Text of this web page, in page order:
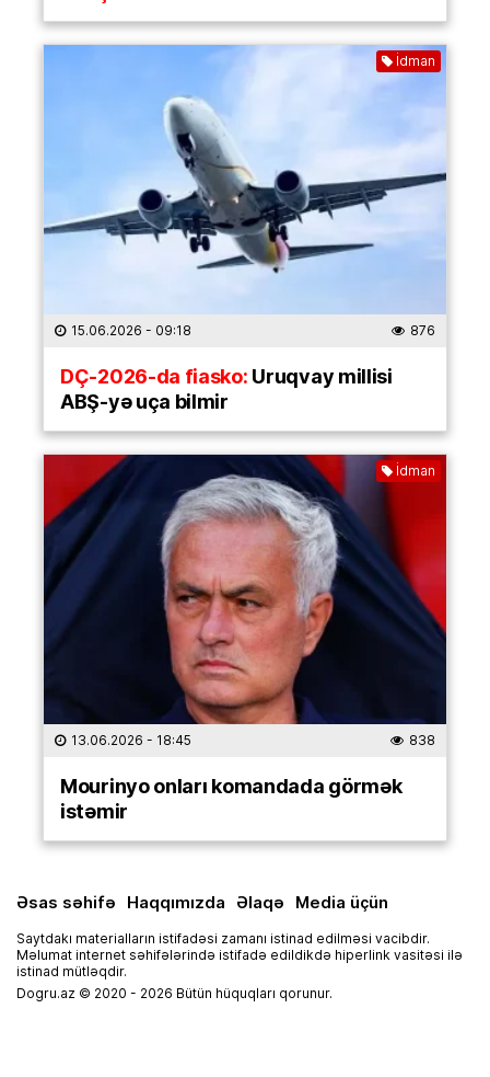
İdman
15.06.2026 - 09:18 876
DÇ-2026-da fiasko:Uruqvay millisi
ABŞ-yə uça bilmir
İdman
13.06.2026 - 18:45 838
Mourinyo onları komandada görmək
istəmir
Əsas səhifə Haqqımızda Əlaqə Media üçün
Saytdakı materialların istifadəsi zamanı istinad edilməsi vacibdir.
Məlumat internet səhifələrində istifadə edildikdə hiperlink vasitəsi ilə
istinad mütləqdir.
Dogru.az © 2020 - 2026 Bütün hüquqları qorunur.